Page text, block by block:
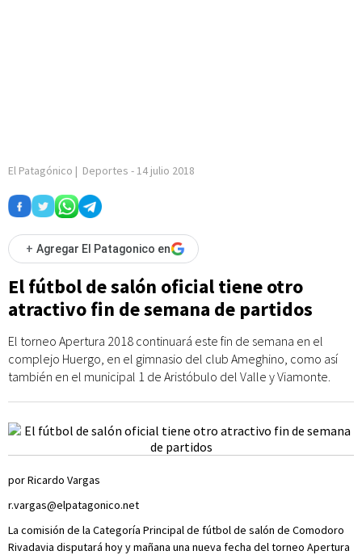
El Patagónico | Deportes - 14 julio 2018
+ Agregar El Patagonico en
El fútbol de salón oficial tiene otro
atractivo fin de semana de partidos
El torneo Apertura 2018 continuará este fin de semana en el
complejo Huergo, en el gimnasio del club Ameghino, como así
también en el municipal 1 de Aristóbulo del Valle y Viamonte.
por Ricardo Vargas
r.vargas@elpatagonico.net
La comisión de la Categoría Principal de fútbol de salón de Comodoro
Rivadavia disputará hoy y mañana una nueva fecha del torneo Apertura